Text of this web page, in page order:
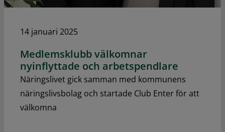
14 januari 2025
Medlemsklubb välkomnar
nyinflyttade och arbetspendlare
Näringslivet gick samman med kommunens
näringslivsbolag och startade Club Enter för att
välkomna